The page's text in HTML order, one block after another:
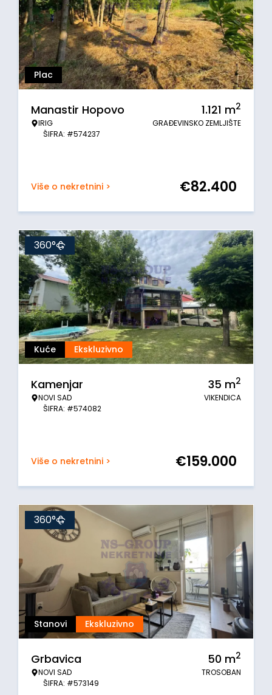
Plac
Manastir Hopovo
IRIG
ŠIFRA: #574237
1.121 m2
GRAĐEVINSKO ZEMLJIŠTE
Više o nekretnini > €82.400
Kuće Ekskluzivno
360°
Kamenjar
NOVI SAD
ŠIFRA: #574082
35 m2
VIKENDICA
Više o nekretnini > €159.000
Stanovi Ekskluzivno
360°
Grbavica
NOVI SAD
ŠIFRA: #573149
50 m2
TROSOBAN